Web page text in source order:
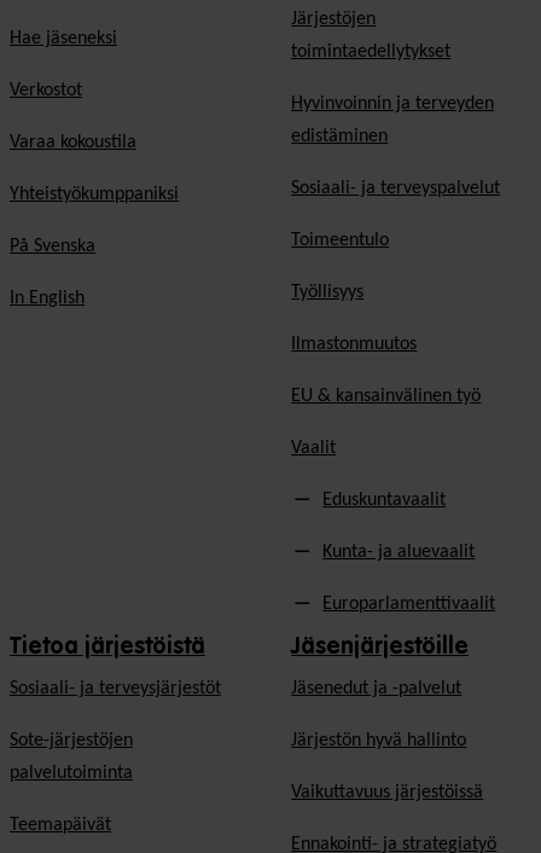
Hae jäseneksi
Verkostot
Varaa kokoustila
Yhteistyökumppaniksi
På Svenska
In English
Järjestöjen
toimintaedellytykset
Hyvinvoinnin ja terveyden
edistäminen
Sosiaali- ja terveyspalvelut
Toimeentulo
Työllisyys
Ilmastonmuutos
EU & kansainvälinen työ
Vaalit
Eduskuntavaalit
Kunta- ja aluevaalit
Europarlamenttivaalit
Tietoa järjestöistä
Sosiaali- ja terveysjärjestöt
Sote-järjestöjen
palvelutoiminta
Teemapäivät
Jäsenjärjestöille
Jäsen­edut ja -palvelut
Järjestön hyvä hallinto
Vaikuttavuus järjestöissä
Ennakointi- ja strategiatyö